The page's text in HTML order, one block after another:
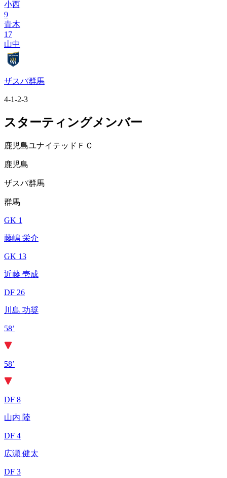
小西
9
青木
17
山中
ザスパ群馬
4-1-2-3
スターティングメンバー
鹿児島ユナイテッドＦＣ
鹿児島
ザスパ群馬
群馬
GK 1
藤嶋 栄介
GK 13
近藤 壱成
DF 26
川島 功奨
58’
58’
DF 8
山内 陸
DF 4
広瀬 健太
DF 3